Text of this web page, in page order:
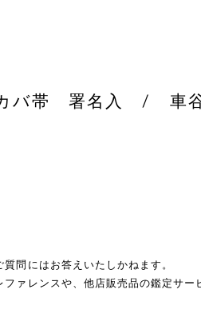
カバ帯 署名入 /
問にはお答えいたしかねます。
ファレンスや、他店販売品の鑑定サー